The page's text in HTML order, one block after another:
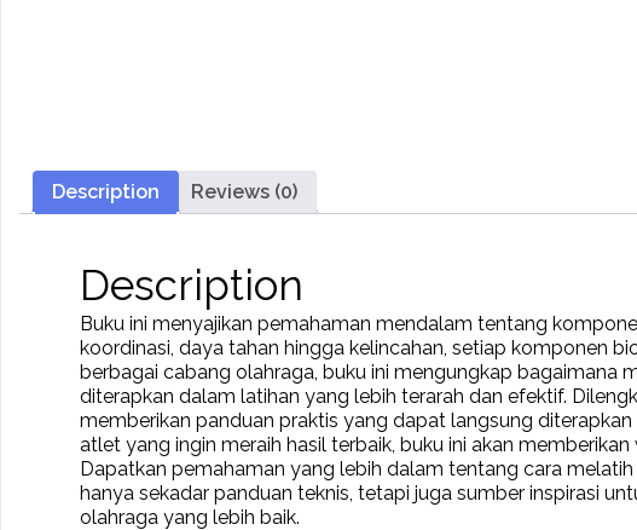
Description Reviews (0)
Description
Buku ini menyajikan pemahaman mendalam tentang
koordinasi, daya tahan hingga kelincahan, setiap komponen
berbagai cabang olahraga, buku ini mengungkap bagaimana
diterapkan dalam latihan yang lebih terarah dan efektif.
memberikan panduan praktis yang dapat langsung
atlet yang ingin meraih hasil terbaik, buku ini akan
Dapatkan pemahaman yang lebih dalam tentang cara
hanya sekadar panduan teknis, tetapi juga sumber inspirasi
olahraga yang lebih baik.